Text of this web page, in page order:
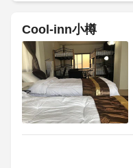
Cool-inn小樽